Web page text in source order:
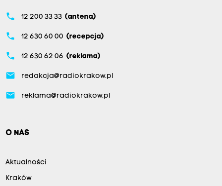
phone 12 200 33 33 (antena)
phone 12 630 60 00 (recepcja)
phone 12 630 62 06 (reklama)
email redakcja@radiokrakow.pl
email reklama@radiokrakow.pl
O NAS
Aktualności
Kraków